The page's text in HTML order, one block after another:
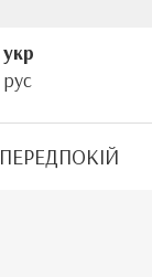
укр
рус
ПЕРЕДПОКІЙ